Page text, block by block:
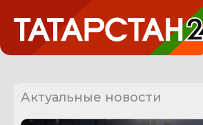
Актуальные новости